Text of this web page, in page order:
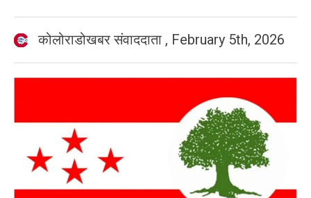
कोलोराडोखबर संवाददाता , February 5th, 2026